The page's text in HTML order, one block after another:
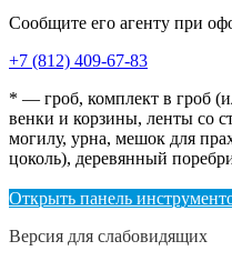
Сообщите его агенту при
+7 (812) 409-67-83
* — гроб, комплект в гроб
венки и корзины, ленты со
могилу, урна, мешок для
цоколь), деревянный
Открыть панель
Версия для слабовидящих